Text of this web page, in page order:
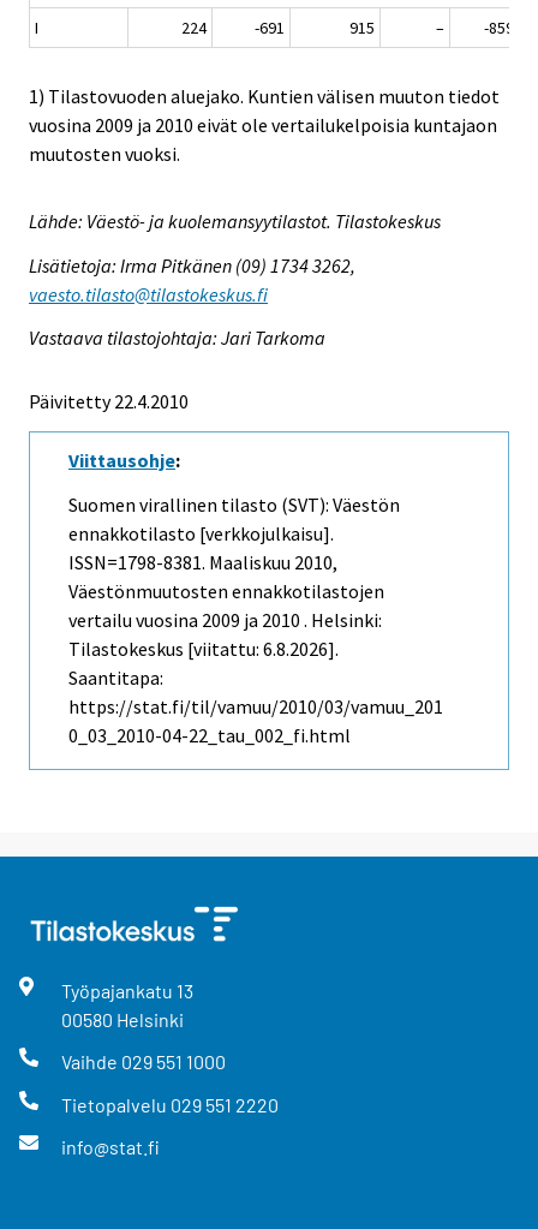
I
224 -691 915 – -859
1) Tilastovuoden aluejako. Kuntien välisen muuton tiedot
vuosina 2009 ja 2010 eivät ole vertailukelpoisia kuntajaon
muutosten vuoksi.
Lähde: Väestö- ja kuolemansyytilastot. Tilastokeskus
Lisätietoja: Irma Pitkänen (09) 1734 3262,
vaesto.tilasto@tilastokeskus.fi
Vastaava tilastojohtaja: Jari Tarkoma
Päivitetty 22.4.2010
Viittausohje:
Suomen virallinen tilasto (SVT): Väestön
ennakkotilasto [verkkojulkaisu].
ISSN=1798-8381. Maaliskuu 2010,
Väestönmuutosten ennakkotilastojen
vertailu vuosina 2009 ja 2010 . Helsinki:
Tilastokeskus [viitattu: 6.8.2026].
Saantitapa:
https://stat.fi/til/vamuu/2010/03/vamuu_201
0_03_2010-04-22_tau_002_fi.html
Työpajankatu 13
00580 Helsinki
Vaihde 029 551 1000
Tietopalvelu 029 551 2220
info@stat.fi